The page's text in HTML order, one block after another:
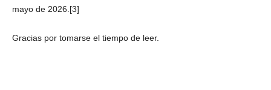
mayo de 2026.[3]
Gracias por tomarse el tiempo de leer.